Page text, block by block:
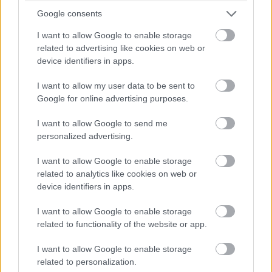
Google consents
I want to allow Google to enable storage
related to advertising like cookies on web or
device identifiers in apps.
I want to allow my user data to be sent to
Google for online advertising purposes.
I want to allow Google to send me
personalized advertising.
I want to allow Google to enable storage
related to analytics like cookies on web or
device identifiers in apps.
I want to allow Google to enable storage
related to functionality of the website or app.
I want to allow Google to enable storage
related to personalization.
15 napja
Alpine-ra cseréli az Audit a tartalékpilóta, a
Toyota japánja is autóba ül az F1-es Magyar